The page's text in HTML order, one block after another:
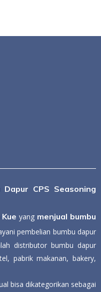
CPS Seasoning
yang menjual bumbu
pembelian bumbu dapur
distributor bumbu dapur
pabrik makanan, bakery,
bisa dikategorikan sebagai